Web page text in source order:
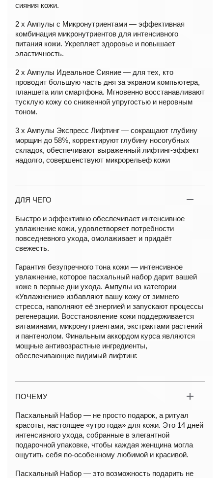
сияния кожи.
2 х Ампулы с Микронутриентами — эффективная
комбинация микронутриентов для интенсивного
питания кожи. Укрепляет здоровье и повышает
эластичность.
2 x Ампулы Идеальное Сияние — для тех, кто
проводит большую часть дня за экраном компьютера,
планшета или смартфона. Мгновенно восстанавливают
тусклую кожу со сниженной упругостью и неровным
тоном.
3 х Ампулы Экспресс Лифтинг — сокращают глубину
морщин до 58%, корректируют глубину носогубных
складок, обеспечивают выраженный лифтинг-эффект
надолго, совершенствуют микрорельеф кожи
ДЛЯ ЧЕГО
Быстро и эффективно обеспечивает интенсивное
увлажнение кожи, удовлетворяет потребности
повседневного ухода, омолаживает и придаёт
свежесть.
Гарантия безупречного тона кожи — интенсивное
увлажнение, которое пасхальный набор дарит вашей
коже в первые дни ухода. Ампулы из категории
«Увлажнение» избавляют вашу кожу от зимнего
стресса, наполняют её энергией и запускают процессы
регенерации. Восстановление кожи поддерживается
витаминами, микронутриентами, экстрактами растений
и пантенолом. Финальным аккордом курса являются
мощные антивозрастные ингредиенты,
обеспечивающие видимый лифтинг.
ПОЧЕМУ
Пасхальный Набор — не просто подарок, а ритуал
красоты, настоящее «утро года» для кожи. Это 14 дней
интенсивного ухода, собранные в элегантной
подарочной упаковке, чтобы каждая женщина могла
ощутить себя по-особенному любимой и красивой.
Пасхальный Набор — это возможность подарить не